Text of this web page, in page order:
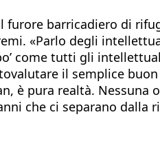
furore barricadiero di
«Parlo degli
come tutti gli
il semplice
è pura realtà. Nessuna
che ci separano dalla